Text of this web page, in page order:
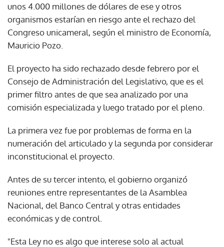
unos 4.000 millones de dólares de ese y otros
organismos estarían en riesgo ante el rechazo del
Congreso unicameral, según el ministro de Economía,
Mauricio Pozo.
El proyecto ha sido rechazado desde febrero por el
Consejo de Administración del Legislativo, que es el
primer filtro antes de que sea analizado por una
comisión especializada y luego tratado por el pleno.
La primera vez fue por problemas de forma en la
numeración del articulado y la segunda por considerar
inconstitucional el proyecto.
Antes de su tercer intento, el gobierno organizó
reuniones entre representantes de la Asamblea
Nacional, del Banco Central y otras entidades
económicas y de control.
"Esta Ley no es algo que interese solo al actual